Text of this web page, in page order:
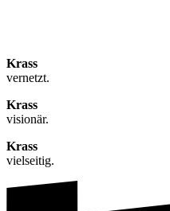
Krass
vernetzt.
Krass
visionär.
Krass
vielseitig.